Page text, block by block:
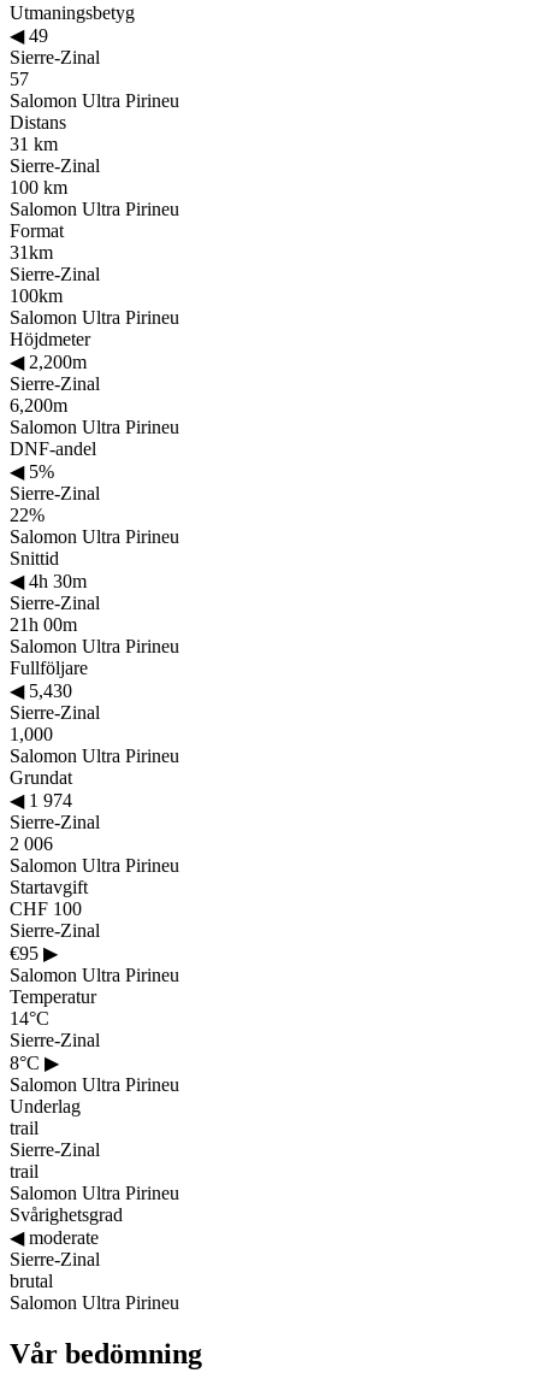
Utmaningsbetyg
◀49
Sierre-Zinal
57
Salomon Ultra Pirineu
Distans
31 km
Sierre-Zinal
100 km
Salomon Ultra Pirineu
Format
31km
Sierre-Zinal
100km
Salomon Ultra Pirineu
Höjdmeter
◀2,200m
Sierre-Zinal
6,200m
Salomon Ultra Pirineu
DNF-andel
◀5%
Sierre-Zinal
22%
Salomon Ultra Pirineu
Snittid
◀4h 30m
Sierre-Zinal
21h 00m
Salomon Ultra Pirineu
Fullföljare
◀5,430
Sierre-Zinal
1,000
Salomon Ultra Pirineu
Grundat
◀1 974
Sierre-Zinal
2 006
Salomon Ultra Pirineu
Startavgift
CHF 100
Sierre-Zinal
€95 ▶
Salomon Ultra Pirineu
Temperatur
14°C
Sierre-Zinal
8°C ▶
Salomon Ultra Pirineu
Underlag
trail
Sierre-Zinal
trail
Salomon Ultra Pirineu
Svårighetsgrad
◀moderate
Sierre-Zinal
brutal
Salomon Ultra Pirineu
Vår bedömning